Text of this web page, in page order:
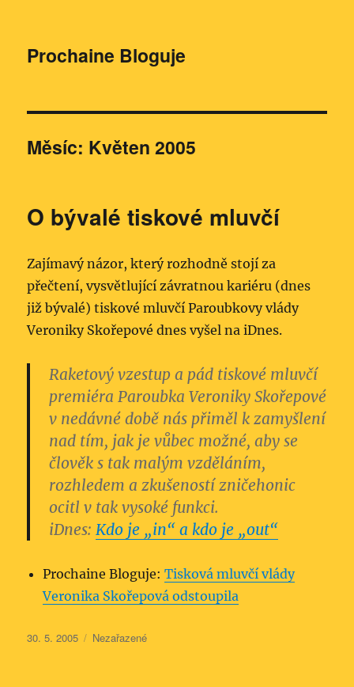
Prochaine Bloguje
Měsíc: Květen 2005
O bývalé tiskové mluvčí
Zajímavý názor, který rozhodně stojí za
přečtení, vysvětlující závratnou kariéru (dnes
již bývalé) tiskové mluvčí Paroubkovy vlády
Veroniky Skořepové dnes vyšel na iDnes.
Raketový vzestup a pád tiskové mluvčí
premiéra Paroubka Veroniky Skořepové
v nedávné době nás přiměl k zamyšlení
nad tím, jak je vůbec možné, aby se
člověk s tak malým vzděláním,
rozhledem a zkušeností zničehonic
ocitl v tak vysoké funkci.
iDnes:Kdo je „in“ a kdo je „out“
Prochaine Bloguje:Tisková mluvčí vlády
Veronika Skořepová odstoupila
Publikováno:
30. 5. 2005 Rubriky:
Nezařazené